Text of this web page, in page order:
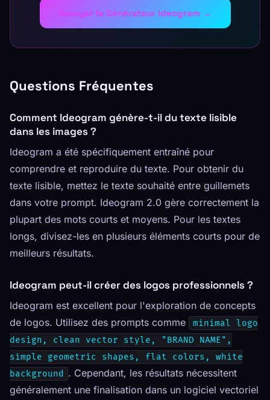
Essayer le Générateur Ideogram →
Questions Fréquentes
Comment Ideogram génère-t-il du texte lisible
dans les images ?
Ideogram a été spécifiquement entraîné pour
comprendre et reproduire du texte. Pour obtenir du
texte lisible, mettez le texte souhaité entre guillemets
dans votre prompt. Ideogram 2.0 gère correctement la
plupart des mots courts et moyens. Pour les textes
longs, divisez-les en plusieurs éléments courts pour de
meilleurs résultats.
Ideogram peut-il créer des logos professionnels ?
Ideogram est excellent pour l'exploration de concepts
de logos. Utilisez des prompts comme
minimal logo
design, clean vector style, "BRAND NAME",
simple geometric shapes, flat colors, white
background
. Cependant, les résultats nécessitent
généralement une finalisation dans un logiciel vectoriel